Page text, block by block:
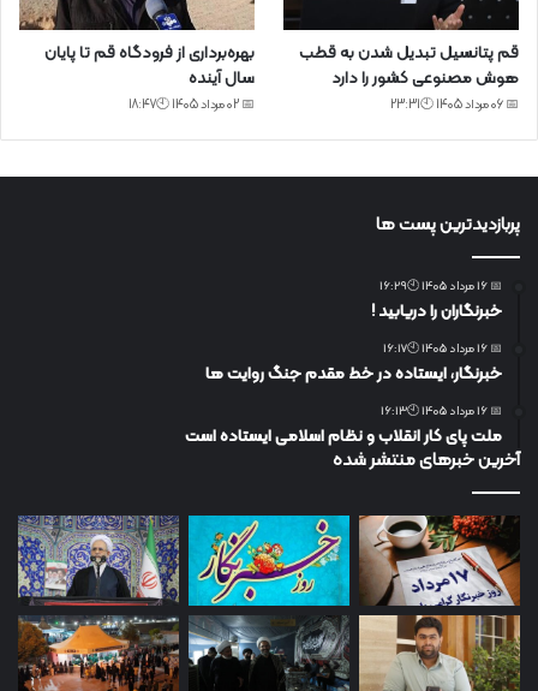
قم پتانسیل تبدیل شدن به قطب
هوش مصنوعی کشور را دارد
📅 06 مرداد 1405 🕙23:31
بهره‌برداری از فرودگاه قم تا پایان
سال آینده
📅 02 مرداد 1405 🕙18:47
پربازدیدترین پست ها
📅 16 مرداد 1405 🕙16:29
خبرنگاران را دریابید !
📅 16 مرداد 1405 🕙16:17
خبرنگار، ایستاده در خط مقدم جنگ روایت ها
📅 16 مرداد 1405 🕙16:13
ملت پای کار انقلاب و نظام اسلامی ایستاده است
آخرین خبرهای منتشر شده